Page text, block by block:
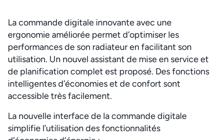
La commande digitale innovante avec une
ergonomie améliorée permet d’optimiser les
performances de son radiateur en facilitant son
utilisation. Un nouvel assistant de mise en service et
de planification complet est proposé. Des fonctions
intelligentes d’économies et de confort sont
accessible très facilement.
La nouvelle interface de la commande digitale
simplifie l’utilisation des fonctionnalités